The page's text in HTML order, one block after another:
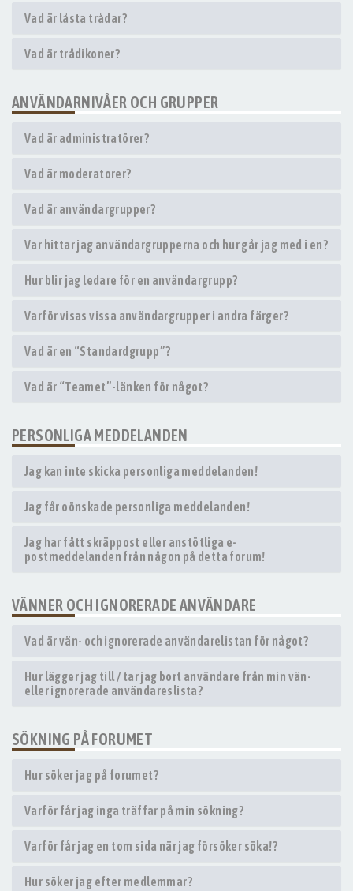
Vad är låsta trådar?
Vad är trådikoner?
ANVÄNDARNIVÅER OCH GRUPPER
Vad är administratörer?
Vad är moderatorer?
Vad är användargrupper?
Var hittar jag användargrupperna och hur går jag med i en?
Hur blir jag ledare för en användargrupp?
Varför visas vissa användargrupper i andra färger?
Vad är en “Standardgrupp”?
Vad är “Teamet”-länken för något?
PERSONLIGA MEDDELANDEN
Jag kan inte skicka personliga meddelanden!
Jag får oönskade personliga meddelanden!
Jag har fått skräppost eller anstötliga e-
postmeddelanden från någon på detta forum!
VÄNNER OCH IGNORERADE ANVÄNDARE
Vad är vän- och ignorerade användarelistan för något?
Hur lägger jag till / tar jag bort användare från min vän-
eller ignorerade användareslista?
SÖKNING PÅ FORUMET
Hur söker jag på forumet?
Varför får jag inga träffar på min sökning?
Varför får jag en tom sida när jag försöker söka!?
Hur söker jag efter medlemmar?